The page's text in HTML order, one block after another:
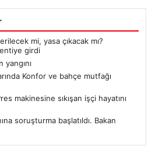
mi, yasa çıkacak mı?
girdi
yangını
Konfor ve bahçe mutfağı
makinesine sıkışan işçi hayatını
soruşturma başlatıldı. Bakan